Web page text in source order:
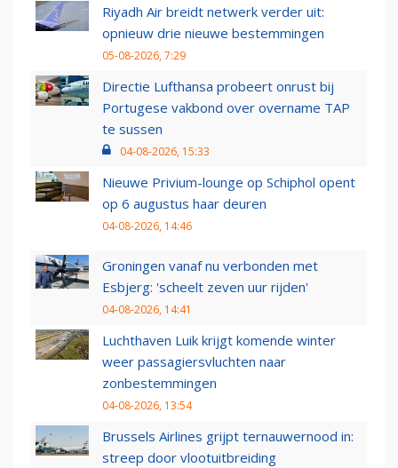
Riyadh Air breidt netwerk verder uit:
opnieuw drie nieuwe bestemmingen
05-08-2026, 7:29
Directie Lufthansa probeert onrust bij
Portugese vakbond over overname TAP
te sussen
04-08-2026, 15:33
Nieuwe Privium-lounge op Schiphol opent
op 6 augustus haar deuren
04-08-2026, 14:46
Groningen vanaf nu verbonden met
Esbjerg: 'scheelt zeven uur rijden'
04-08-2026, 14:41
Luchthaven Luik krijgt komende winter
weer passagiersvluchten naar
zonbestemmingen
04-08-2026, 13:54
Brussels Airlines grijpt ternauwernood in:
streep door vlootuitbreiding